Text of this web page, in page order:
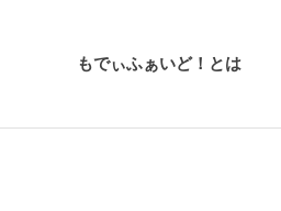
もでぃふぁいど！とは